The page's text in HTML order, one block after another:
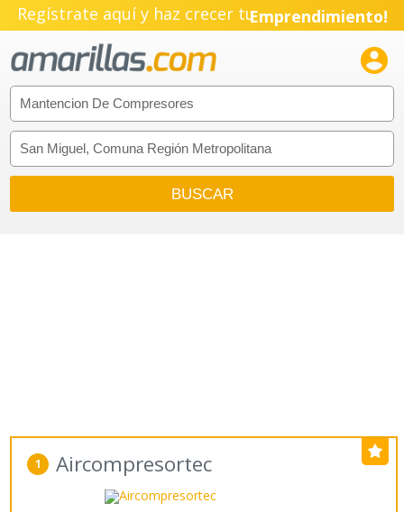
Regístrate aquí y haz crecer tuEmprendimiento!

1 Aircompresortec